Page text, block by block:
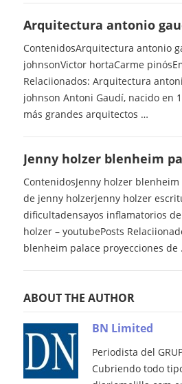
Arquitectura antonio
ContenidosArquitectura antonio
johnsonVictor hortaCarme
Relaciionados: Arquitectura
johnson Antoni Gaudí, nacido en
más grandes arquitectos …
Jenny holzer blenheim
ContenidosJenny holzer
de jenny holzerjenny holzer
dificultadensayos inflamatorios
holzer – youtubePosts
blenheim palace proyecciones de
ABOUT THE AUTHOR
BN Limited
Periodista del
Cubriendo todo